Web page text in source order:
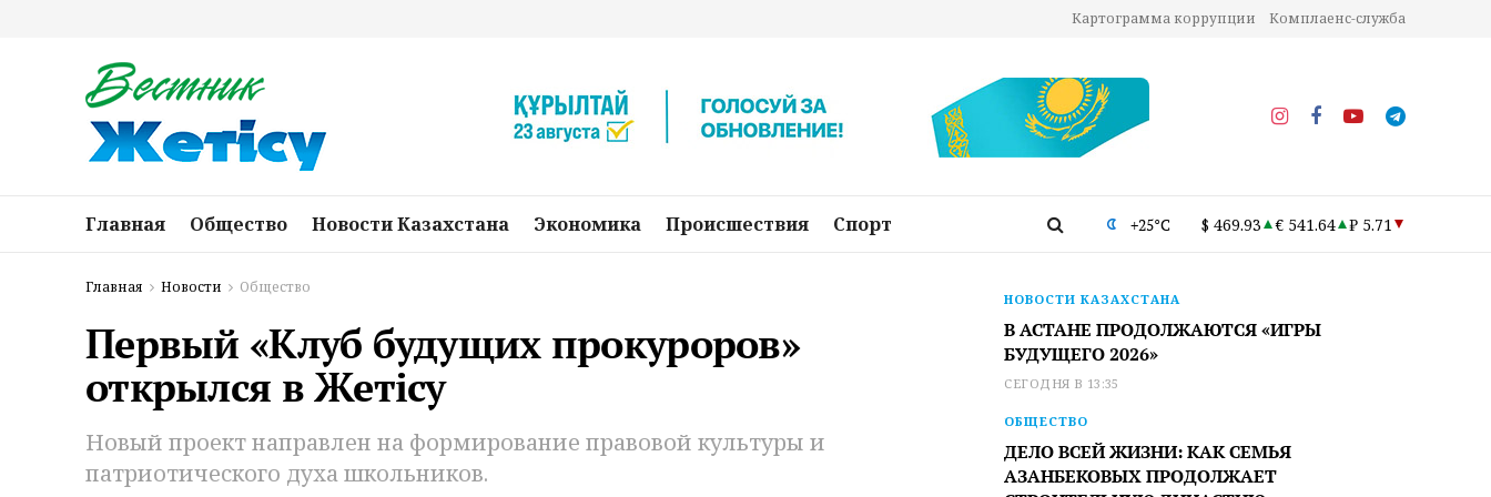
Картограмма коррупции Комплаенс-служба
Главная Общество Новости Казахстана Экономика Происшествия Спорт +25°C $ 469.93 € 541.64 ₽ 5.71
Главная Новости Общество
Первый «Клуб будущих прокуроров»
открылся в Жетісу
Новый проект направлен на формирование правовой культуры и
патриотического духа школьников.
НОВОСТИ КАЗАХСТАНА
В АСТАНЕ ПРОДОЛЖАЮТСЯ «ИГРЫ
БУДУЩЕГО 2026»
СЕГОДНЯ В 13:35
ОБЩЕСТВО
ДЕЛО ВСЕЙ ЖИЗНИ: КАК СЕМЬЯ
АЗАНБЕКОВЫХ ПРОДОЛЖАЕТ